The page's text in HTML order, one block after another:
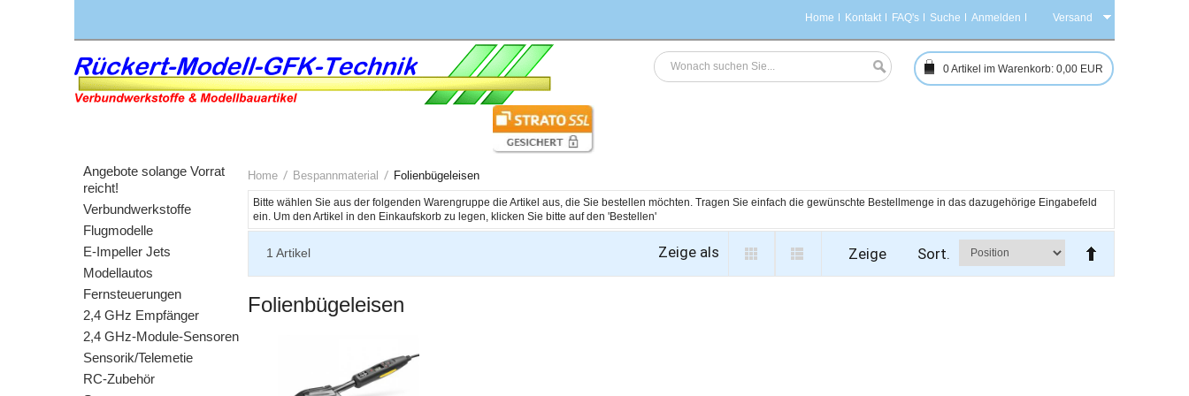
Versand
Home Kontakt FAQ's Suche Anmelden
0Artikel im Warenkorb: 0,00 EUR
Angebote solange Vorrat
reicht!
Verbundwerkstoffe
Flugmodelle
E-Impeller Jets
Modellautos
Fernsteuerungen
2,4 GHz Empfänger
2,4 GHz-Module-Sensoren
Sensorik/Telemetie
RC-Zubehör
Home Bespannmaterial Folienbügeleisen
Bitte wählen Sie aus der folgenden Warengruppe die Artikel aus, die Sie bestellen möchten. Tragen Sie einfach die gewünschte Bestellmenge in das dazugehörige Eingabefeld
1 Artikel Sort.
Zeige
Zeige als
Folienbügeleisen